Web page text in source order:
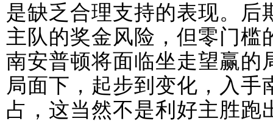
是缺乏合理支持的表现。后
主队的奖金风险，但零门槛
南安普顿将面临坐走望赢的
局面下，起步到变化，入
占，这当然不是利好主胜跑